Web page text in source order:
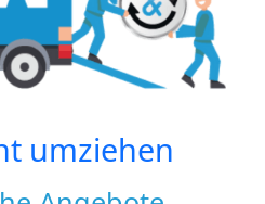
umziehen